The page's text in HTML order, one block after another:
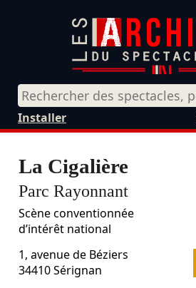
Installer
La Cigalière
Parc Rayonnant
Scène conventionnée
d’intérêt national
1, avenue de Béziers
34410 Sérignan